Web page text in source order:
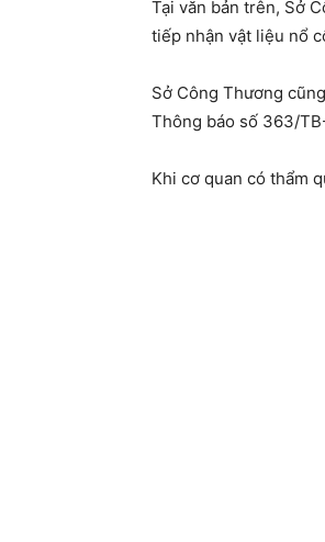
Tại văn bản trên, Sở
tiếp nhận vật liệu nổ
Sở Công Thương
Thông báo số 363/
Khi cơ quan có thẩm